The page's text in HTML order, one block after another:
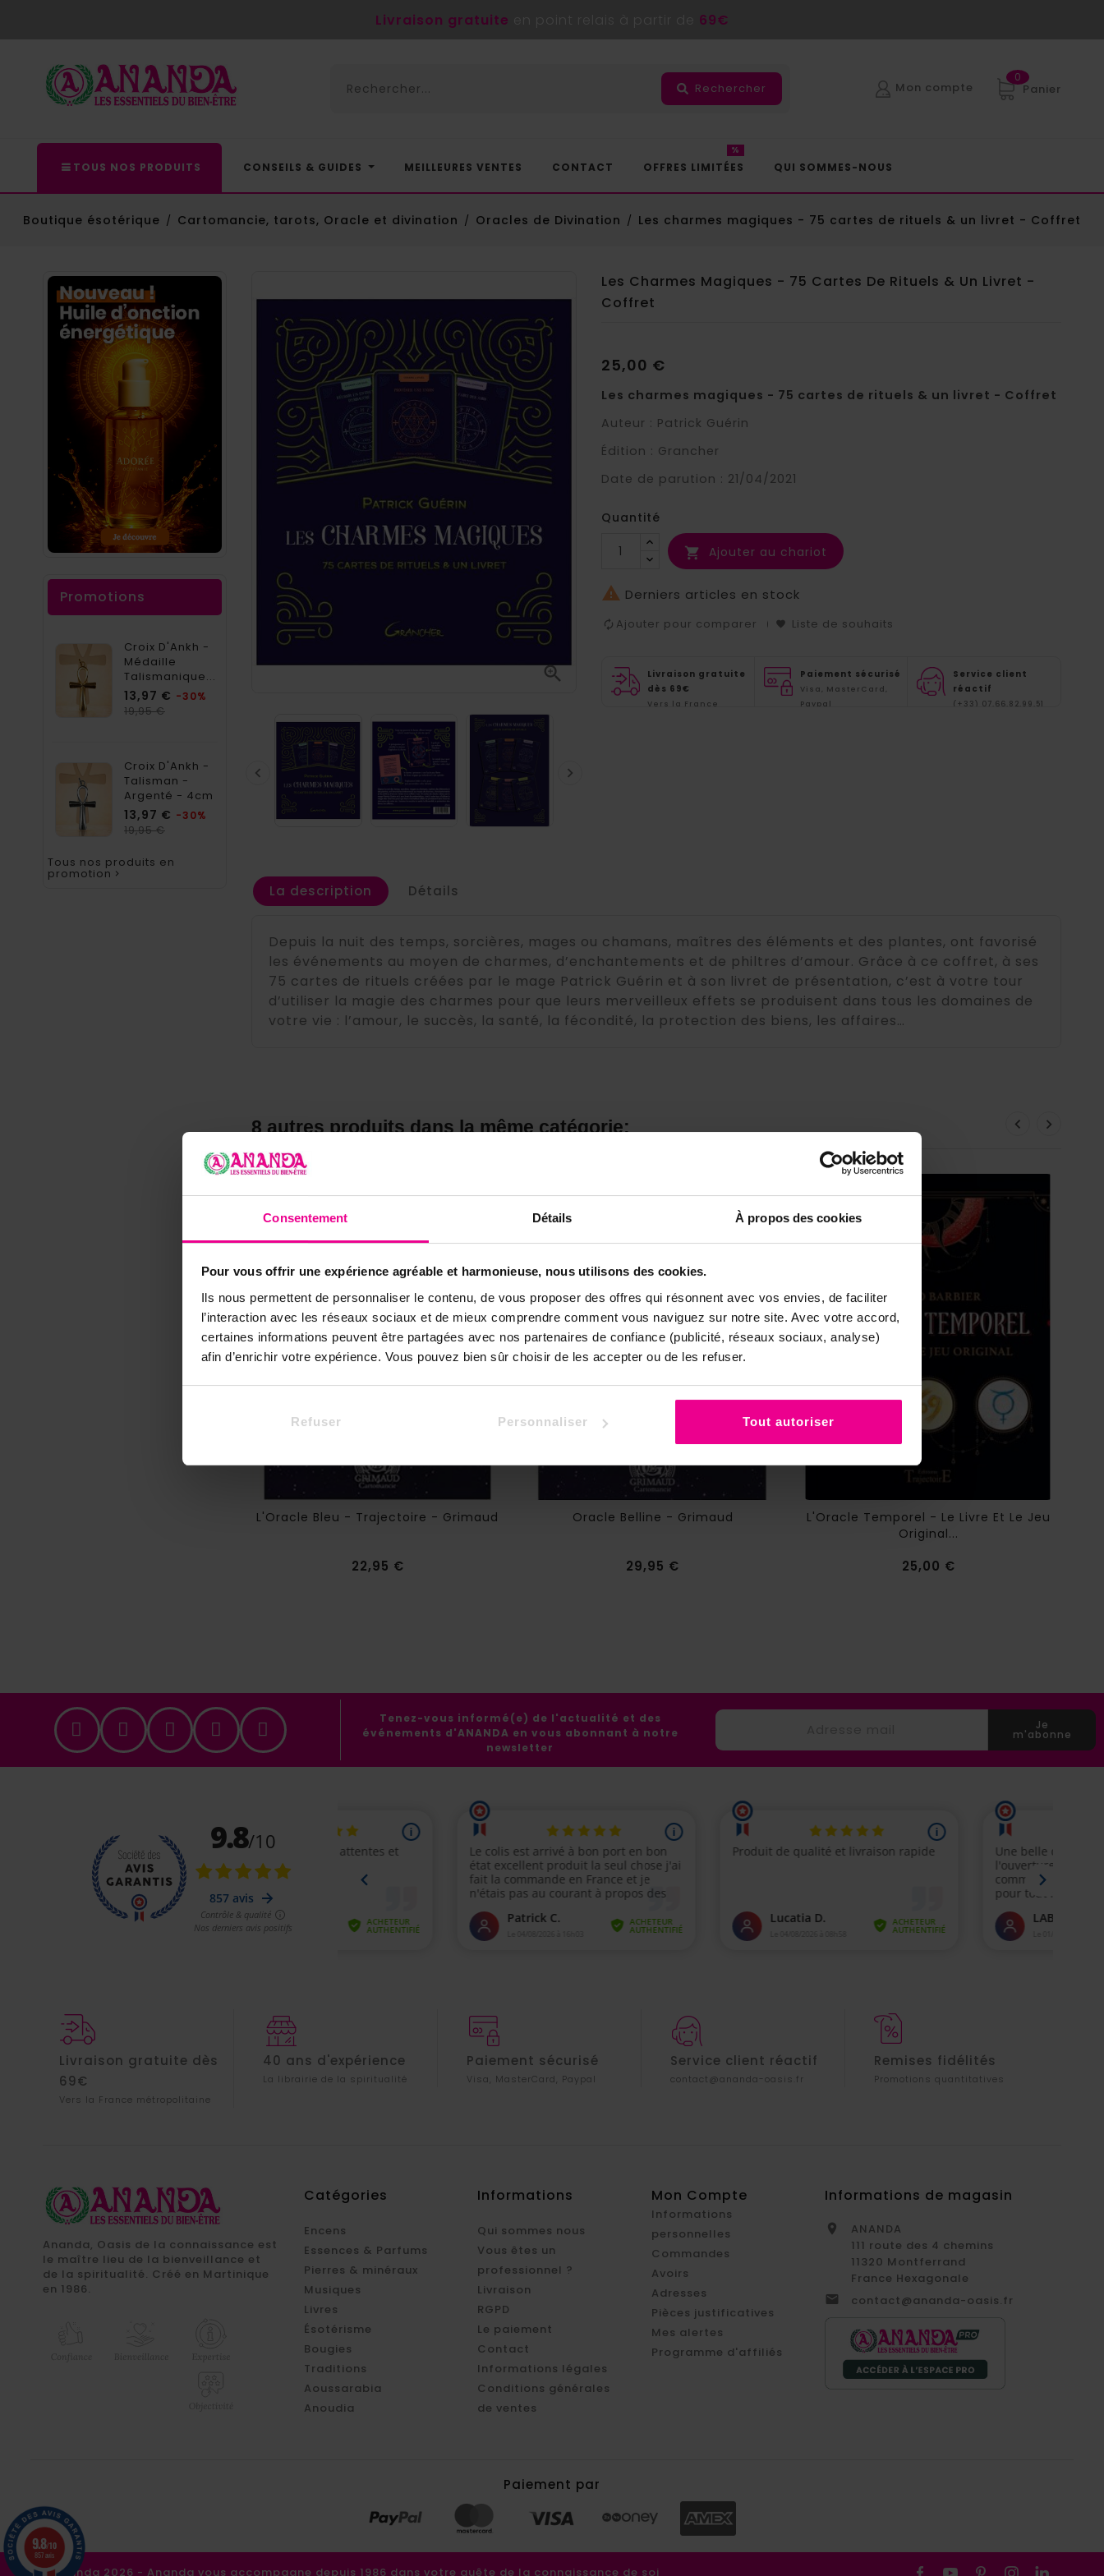
Consentement Détails À propos des cookies
Pour vous offrir une expérience agréable et harmonieuse, nous utilisons des cookies.
Ils nous permettent de personnaliser le contenu, de vous proposer des offres qui résonnent avec vos envies, de faciliter
l’interaction avec les réseaux sociaux et de mieux comprendre comment vous naviguez sur notre site. Avec votre accord,
certaines informations peuvent être partagées avec nos partenaires de confiance (publicité, réseaux sociaux, analyse)
afin d’enrichir votre expérience. Vous pouvez bien sûr choisir de les accepter ou de les refuser.
Refuser Personnaliser Tout autoriser
Livraison gratuite 69€
Panier
0
Rechercher Mon compte
TOUS NOS PRODUITS CONSEILS & GUIDES MEILLEURES VENTES CONTACT OFFRES LIMITÉES
%
QUI SOMMES-NOUS
Boutique ésotérique Cartomancie, tarots, Oracle et divination Oracles de Divination Les charmes magiques - 75 cartes de rituels & un livret - Coffret
Promotions
Croix D'Ankh -
Médaille
Talismanique...
13,97 € Prix
-30%
19,95 €Prix
Croix D'Ankh -
Talisman -
Argenté - 4cm
13,97 € Prix
-30%
19,95 €Prix
Tous nos produits en
promotion 

 
Les Charmes Magiques - 75 Cartes De Rituels & Un Livret -
Coffret
25,00 €
Les charmes magiques - 75 cartes de rituels & un livret - Coffret
Auteur : Patrick Guérin
Édition : Grancher
Date de parution : 21/04/2021
Quantité
 Ajouter au chariot
 Derniers articles en stock
Ajouter pour comparer Liste de souhaits
Livraison gratuite
dès 69€
Vers la France
Paiement sécurisé
Visa, MasterCard,
Paypal
Service client
réactif
(+33) 07.66.82.99.51
La description Détails
Depuis la nuit des temps, sorcières, mages ou chamans, maîtres des éléments et des plantes, ont favorisé
les événements au moyen de charmes, d’enchantements et de philtres d’amour. Grâce à ce coffret, à ses
75 cartes de rituels créées par le mage Patrick Guérin et à son livret de présentation, c’est à votre tour
d’utiliser la magie des charmes pour que leurs merveilleux effets se produisent dans tous les domaines de
votre vie : l’amour, le succès, la santé, la fécondité, la protection des biens, les affaires…
8 autres produits dans la même catégorie:
L'Oracle Bleu - Trajectoire - Grimaud
22,95 €Prix
Oracle Belline - Grimaud
29,95 €
L'Oracle Temporel - Le Livre Et Le Jeu
Original...
25,00 €Prix
Tenez-vous informé(e) de l'actualité et des
événements d'ANANDA en vous abonnant à notre
newsletter
Je
m'abonne
Livraison gratuite dès
69€
Vers la France métropolitaine
40 ans d'expérience
La librairie de la spiritualité
Paiement sécurisé
Visa, MasterCard, Paypal
Service client réactif
contact@ananda-oasis.fr
Remises fidélités
Promotions quantitatives
Ananda, Oasis de la connaissance est
le maître lieu de la bienveillance et
de la spiritualité. Créé en Martinique
en 1986.
Catégories
Encens
Essences & Parfums
Pierres & minéraux
Musiques
Livres
Ésotérisme
Bougies
Traditions
Aoussarabia
Anoudia
Informations
Qui sommes nous
Vous êtes un
professionnel ?
Livraison
RGPD
Le paiement
Contact
Informations légales
Conditions générales
de ventes
Mon Compte
Informations
personnelles
Commandes
Avoirs
Adresses
Pièces justificatives
Mes alertes
Programme d'affiliés
Informations de magasin

ANANDA
111 route des 4 chemins
11320 Montferrand
France Hexagonale
 contact@ananda-oasis.fr
Paiement par
©Ananda 2026 - Ananda vous accompagne depuis 1986 dans votre quête de la connaissance de soi
9.8/10
857 avis